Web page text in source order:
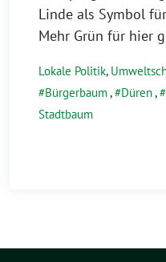
Linde als Symbol
Mehr Grün für hier
Lokale Politik,
Bürgerbaum, Düren,
Stadtbaum